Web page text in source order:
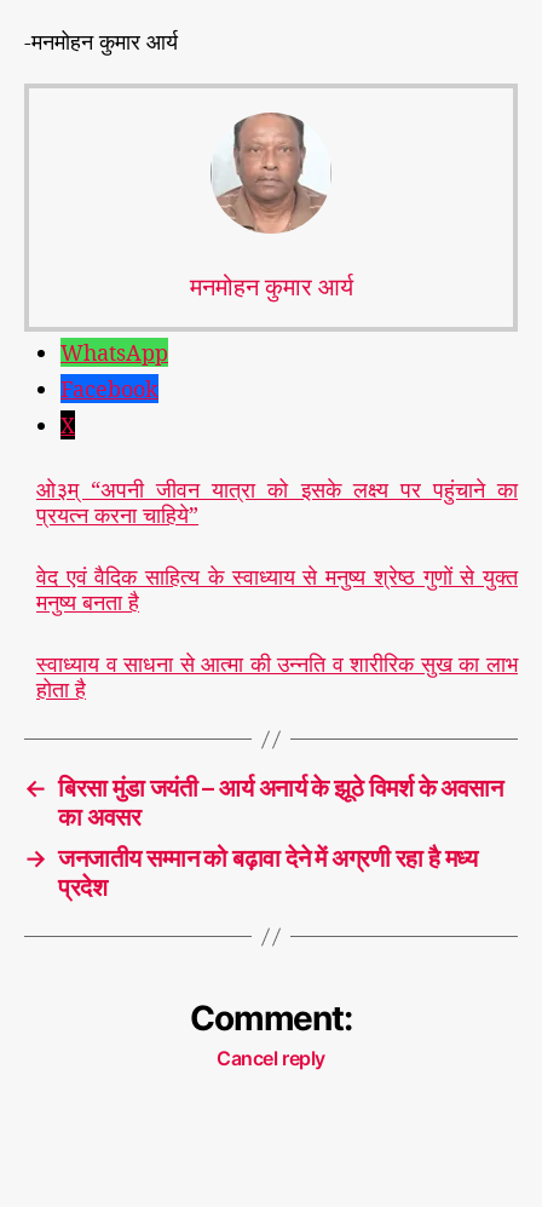
-मनमोहन कुमार आर्य
मनमोहन कुमार आर्य
WhatsApp
Facebook
X
ओ३म् “अपनी जीवन यात्रा को इसके लक्ष्य पर पहुंचाने का
प्रयत्न करना चाहिये”
वेद एवं वैदिक साहित्य के स्वाध्याय से मनुष्य श्रेष्ठ गुणों से युक्त
मनुष्य बनता है
स्वाध्याय व साधना से आत्मा की उन्नति व शारीरिक सुख का लाभ
होता है
← बिरसा मुंडा जयंती – आर्य अनार्य के झूठे विमर्श के अवसान
का अवसर
→ जनजातीय सम्मान को बढ़ावा देने में अग्रणी रहा है मध्य
प्रदेश
Comment:
Cancel reply